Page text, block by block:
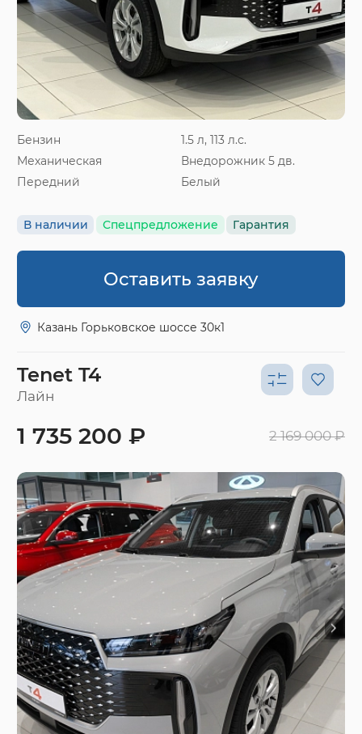
Бензин
1.5 л, 113 л.с.
Механическая
Внедорожник 5 дв.
Передний
Белый
В наличии Спецпредложение Гарантия
Оставить заявку
Казань Горьковское шоссе 30к1
Tenet T4
Лайн
1 735 200 ₽ 2 169 000 ₽